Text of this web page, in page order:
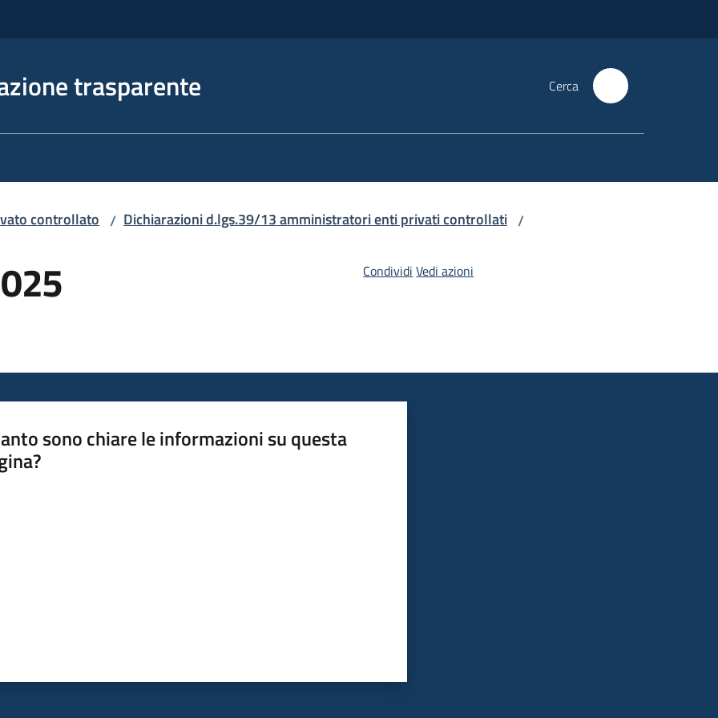
trasparente Cerca
controllato / Dichiarazioni d.lgs.39/13 amministratori enti privati controllati /
Condividi Vedi azioni
sono chiare le informazioni su questa